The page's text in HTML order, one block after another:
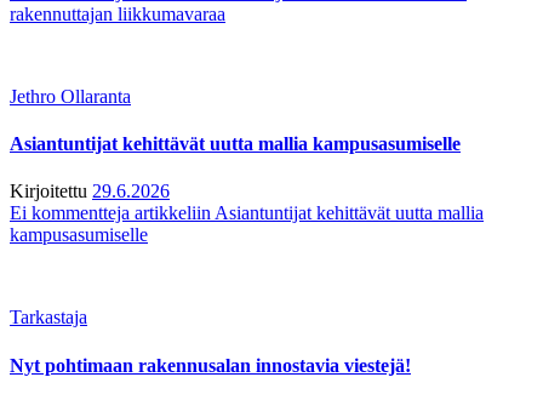
rakennuttajan liikkumavaraa
Jethro Ollaranta
Asiantuntijat kehittävät uutta mallia kampusasumiselle
Kirjoitettu 29.6.2026
Ei kommentteja artikkeliin Asiantuntijat kehittävät uutta mallia
kampusasumiselle
Tarkastaja
Nyt pohtimaan rakennusalan innostavia viestejä!